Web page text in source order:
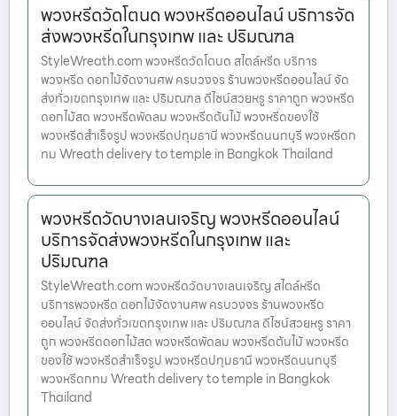
พวงหรีดวัดโตนด พวงหรีดออนไลน์ บริการจัด
ส่งพวงหรีดในกรุงเทพ และ ปริมณฑล
StyleWreath.com พวงหรีดวัดโตนด สไตล์หรีด บริการ
พวงหรีด ดอกไม้จัดงานศพ ครบวงจร ร้านพวงหรีดออนไลน์ จัด
ส่งทั่วเขตกรุงเทพ และ ปริมณฑล ดีไซน์สวยหรู ราคาถูก พวงหรีด
ดอกไม้สด พวงหรีดพัดลม พวงหรีดต้นไม้ พวงหรีดของใช้
พวงหรีดสำเร็จรูป พวงหรีดปทุมธานี พวงหรีดนนทบุรี พวงหรีดก
ทม Wreath delivery to temple in Bangkok Thailand
พวงหรีดวัดบางเลนเจริญ พวงหรีดออนไลน์
บริการจัดส่งพวงหรีดในกรุงเทพ และ
ปริมณฑล
StyleWreath.com พวงหรีดวัดบางเลนเจริญ สไตล์หรีด
บริการพวงหรีด ดอกไม้จัดงานศพ ครบวงจร ร้านพวงหรีด
ออนไลน์ จัดส่งทั่วเขตกรุงเทพ และ ปริมณฑล ดีไซน์สวยหรู ราคา
ถูก พวงหรีดดอกไม้สด พวงหรีดพัดลม พวงหรีดต้นไม้ พวงหรีด
ของใช้ พวงหรีดสำเร็จรูป พวงหรีดปทุมธานี พวงหรีดนนทบุรี
พวงหรีดกทม Wreath delivery to temple in Bangkok
Thailand